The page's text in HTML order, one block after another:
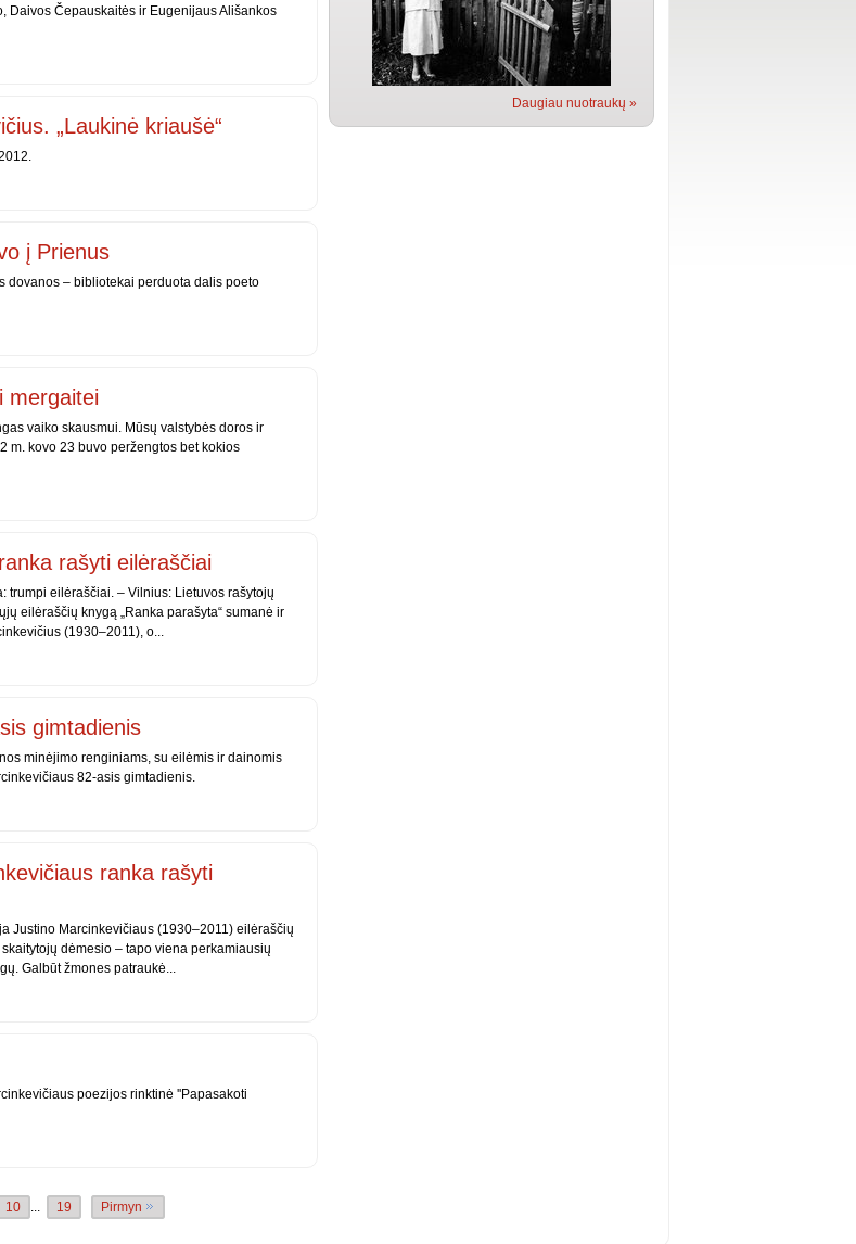
Daivos Čepauskaitės ir Eugenijaus Ališankos
„Laukinė kriaušė“
į Prienus
dovanos – bibliotekai perduota dalis poeto
mergaitei
vaiko skausmui. Mūsų valstybės doros ir
m. kovo 23 buvo peržengtos bet kokios
rašyti eilėraščiai
trumpi eilėraščiai. – Vilnius: Lietuvos rašytojų
eilėraščių knygą „Ranka parašyta“ sumanė ir
(1930–2011), o...
gimtadienis
minėjimo renginiams, su eilėmis ir dainomis
82-asis gimtadienis.
ranka rašyti
Justino Marcinkevičiaus (1930–2011) eilėraščių
dėmesio – tapo viena perkamiausių
Galbūt žmones patraukė...
poezijos rinktinė ''Papasakoti
10 ... 19 Pirmyn
Daugiau nuotraukų »